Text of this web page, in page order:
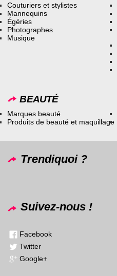
Couturiers et stylistes
Mannequins
Égéries
Photographes
Musique
BEAUTÉ
Marques beauté
Produits de beauté et maquillage
Trendiquoi ?
Suivez-nous !
Facebook
Twitter
Google+